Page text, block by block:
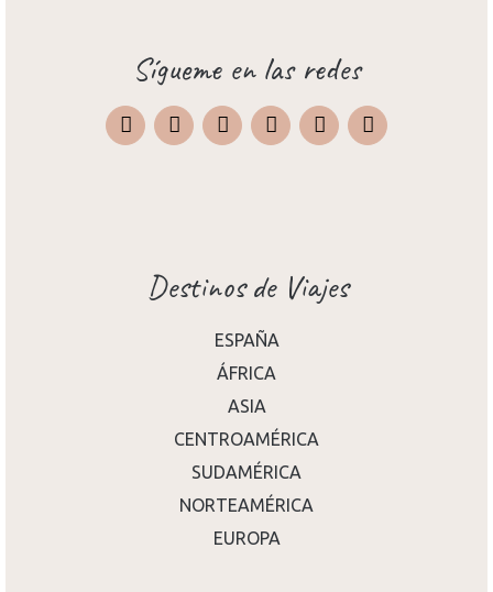
Sígueme en las redes
InstagramFacebook
X Pinterest TripAdvisor
Destinos de Viajes
ESPAÑA
ÁFRICA
ASIA
CENTROAMÉRICA
SUDAMÉRICA
NORTEAMÉRICA
EUROPA